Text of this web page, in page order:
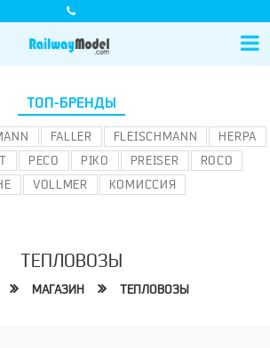
ТОП-БРЕНДЫ
FALLER FLEISCHMANN
HERPA
PECO PIKO PREISER
ROCO
VOLLMER КОМИССИЯ
ТЕПЛОВОЗЫ
МАГАЗИН ТЕПЛОВОЗЫ